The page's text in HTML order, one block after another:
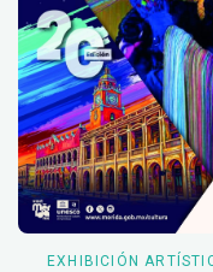
EXHIBICIÓN